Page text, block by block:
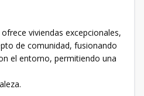
viviendas excepcionales,
de comunidad, fusionando
el entorno, permitiendo una